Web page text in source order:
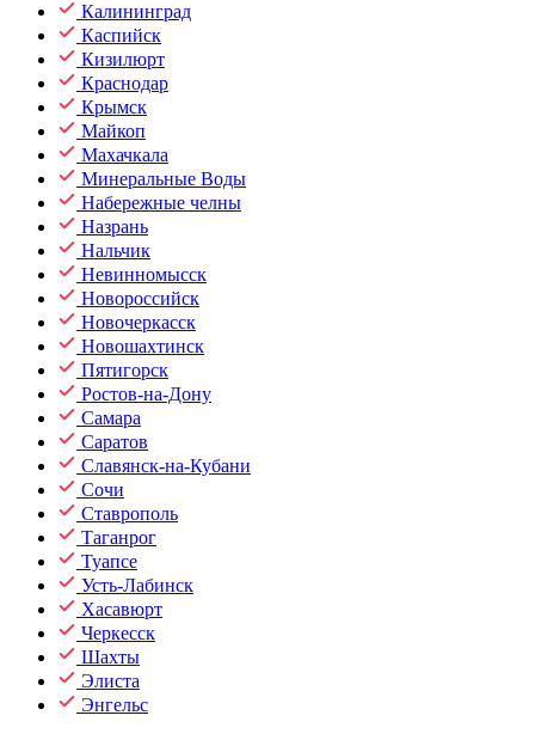
Калининград
Каспийск
Кизилюрт
Краснодар
Крымск
Майкоп
Махачкала
Минеральные Воды
Набережные челны
Назрань
Нальчик
Невинномысск
Новороссийск
Новочеркасск
Новошахтинск
Пятигорск
Ростов-на-Дону
Самара
Саратов
Славянск-на-Кубани
Сочи
Ставрополь
Таганрог
Туапсе
Усть-Лабинск
Хасавюрт
Черкесск
Шахты
Элиста
Энгельс